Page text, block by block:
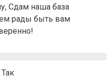
Сдам наша база
рады быть вам
Так